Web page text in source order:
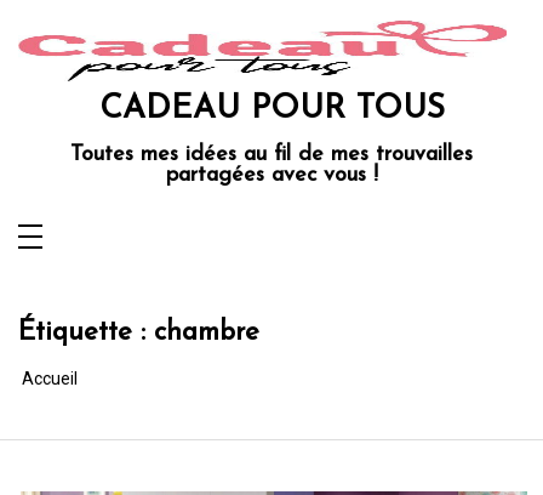
contenu
CADEAU POUR TOUS
Toutes mes idées au fil de mes trouvailles
partagées avec vous !
Étiquette : chambre
Accueil